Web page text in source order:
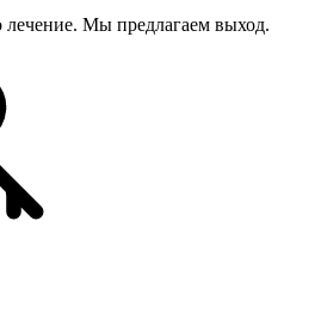
Мы предлагаем выход.